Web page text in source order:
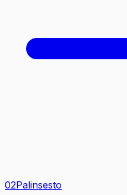
02Palinsesto